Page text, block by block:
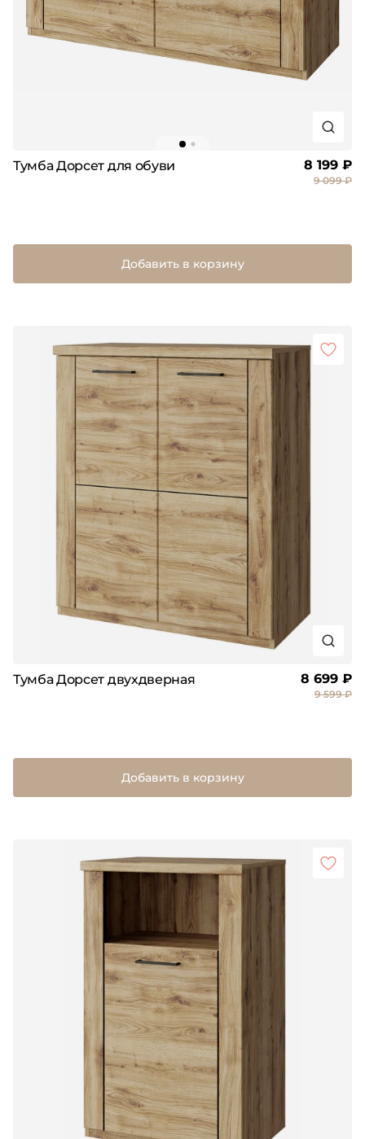
Тумба Дорсет для обуви 8 199 ₽
9 099 ₽
Добавить в корзину
Тумба Дорсет двухдверная 8 699 ₽
9 599 ₽
Добавить в корзину